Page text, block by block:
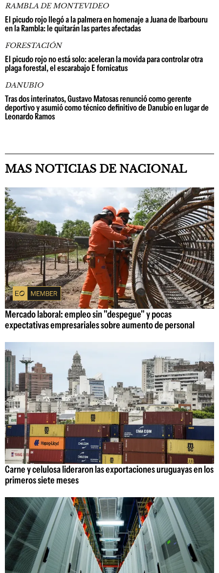
RAMBLA DE MONTEVIDEO
El picudo rojo llegó a la palmera en homenaje a Juana de Ibarbouru
en la Rambla: le quitarán las partes afectadas
FORESTACIÓN
El picudo rojo no está solo: aceleran la movida para controlar otra
plaga forestal, el escarabajo E fornicatus
DANUBIO
Tras dos interinatos, Gustavo Matosas renunció como gerente
deportivo y asumió como técnico definitivo de Danubio en lugar de
Leonardo Ramos
MAS NOTICIAS DE NACIONAL
Mercado laboral: empleo sin "despegue" y pocas
expectativas empresariales sobre aumento de personal
Carne y celulosa lideraron las exportaciones uruguayas en los
primeros siete meses